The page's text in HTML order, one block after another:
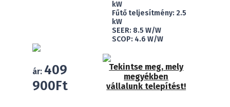
kW
Fűtő teljesítmény: 2.5
kW
SEER: 8.5 W/W
SCOP: 4.6 W/W
ár: 409
900Ft
Tekintse meg, mely
megyékben
vállalunk telepítést!